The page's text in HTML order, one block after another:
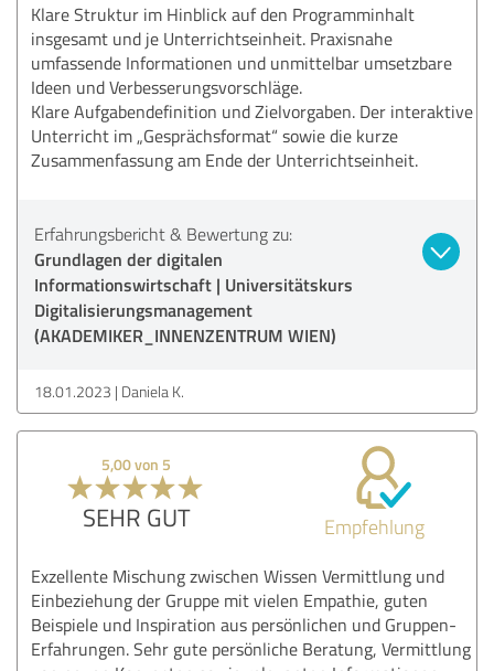
Klare Struktur im Hinblick auf den Programminhalt
insgesamt und je Unterrichtseinheit. Praxisnahe
umfassende Informationen und unmittelbar umsetzbare
Ideen und Verbesserungsvorschläge.
Klare Aufgabendefinition und Zielvorgaben. Der interaktive
Unterricht im „Gesprächsformat“ sowie die kurze
Zusammenfassung am Ende der Unterrichtseinheit.
Erfahrungsbericht & Bewertung zu:
Grundlagen der digitalen
Informationswirtschaft | Universitätskurs
Digitalisierungsmanagement
(AKADEMIKER_INNENZENTRUM WIEN)
18.01.2023 Daniela K.
5,00 von 5
SEHR GUT Empfehlung
Exzellente Mischung zwischen Wissen Vermittlung und
Einbeziehung der Gruppe mit vielen Empathie, guten
Beispiele und Inspiration aus persönlichen und Gruppen-
Erfahrungen. Sehr gute persönliche Beratung, Vermittlung